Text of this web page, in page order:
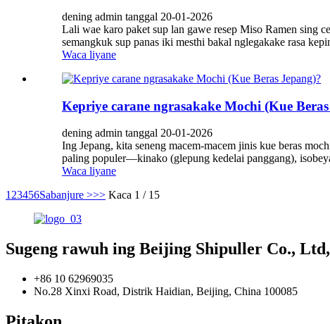
dening admin tanggal 20-01-2026
Lali wae karo paket sup lan gawe resep Miso Ramen sing
semangkuk sup panas iki mesthi bakal nglegakake rasa
Waca liyane
Kepriye carane ngrasakake Mochi (Kue
dening admin tanggal 20-01-2026
Ing Jepang, kita seneng macem-macem jinis kue beras
paling populer—kinako (glepung kedelai panggang),
Waca liyane
1 23456Sabanjure >>> Kaca 1 / 15
Sugeng rawuh ing Beijing Shipuller Co.,
+86 10 62969035
No.28 Xinxi Road, Distrik Haidian, Beijing, China 100085